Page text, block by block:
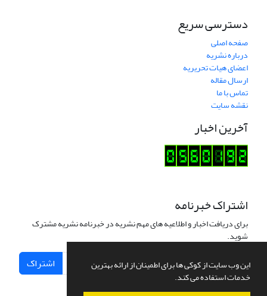
این وب سایت از کوکی ها برای اطمینان از ارائه بهترین
خدمات استفاده می کند.
دسترسی سریع
صفحه اصلی
درباره نشریه
اعضای هیات تحریریه
ارسال مقاله
تماس با ما
نقشه سایت
آخرین اخبار
اشتراک خبرنامه
برای دریافت اخبار و اطلاعیه های مهم نشریه در خبرنامه نشریه مشترک
شوید.
اشتراک